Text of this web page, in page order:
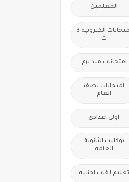
المعلمين
امتحانات الكترونيه 3
ث
امتحانات ميد ترم
امتحانات نصف
العام
اولى اعدادى
بوكليت الثانوية
العامة
تعليم لغات اجنبية